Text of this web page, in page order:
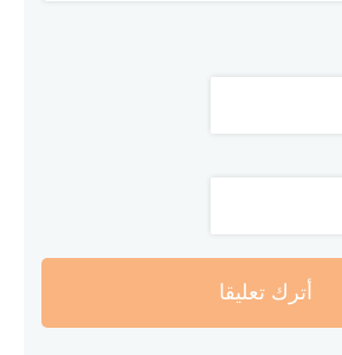
أترك تعليقا